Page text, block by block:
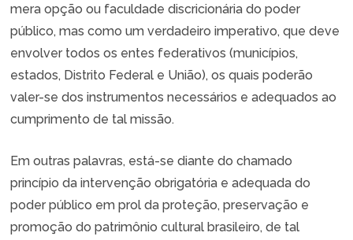
mera opção ou faculdade discricionária do poder
público, mas como um verdadeiro imperativo, que deve
envolver todos os entes federativos (municípios,
estados, Distrito Federal e União), os quais poderão
valer-se dos instrumentos necessários e adequados ao
cumprimento de tal missão.
Em outras palavras, está-se diante do chamado
princípio da intervenção obrigatória e adequada do
poder público em prol da proteção, preservação e
promoção do patrimônio cultural brasileiro, de tal